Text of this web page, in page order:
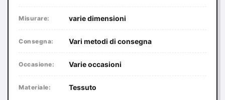
Misurare: varie dimensioni
Consegna: Vari metodi di consegna
Occasione: Varie occasioni
Materiale: Tessuto